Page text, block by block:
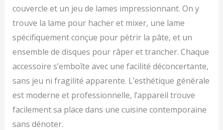
la technologie
automatique
BlendSense, des 10
vitesses et des modes
préréglés pratiques.
Inclus un guide de
moteur 1200 W, récipient
2L et couvercle (liquide
max. 1,9L), bol de 1,8L
(remplissage max. 1,6L),
couvercle et un jeu de lames impressionnant. On y
trouve la lame pour hacher et mixer, une lame
spécifiquement conçue pour pétrir la pâte, et un
ensemble de disques pour râper et trancher. Chaque
accessoire s’emboîte avec une facilité déconcertante,
sans jeu ni fragilité apparente. L’esthétique générale
est moderne et professionnelle, l’appareil trouve
facilement sa place dans une cuisine contemporaine
sans dénoter.